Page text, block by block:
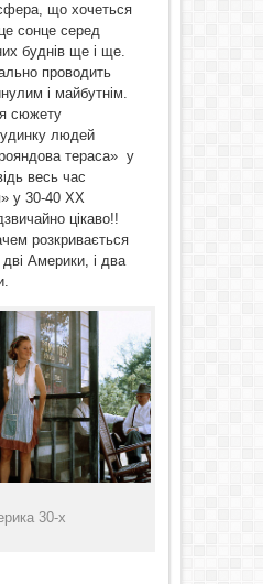
що хочеться
сонце серед
буднів ще і ще.
проводить
і майбутнім.
сюжету
людей
тераса» у
весь час
у 30-40 ХХ
цікаво!!
розкривається
дві Америки, і два
30-х